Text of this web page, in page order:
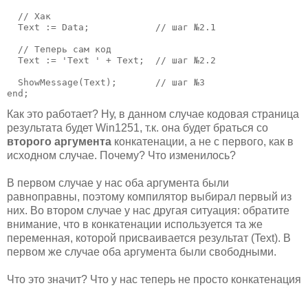
  // Хак
  Text := Data;            // шаг №2.1
  // Теперь сам код
  Text := 'Text ' + Text;  // шаг №2.2
  ShowMessage(Text);       // шаг №3
end;
Как это работает? Ну, в данном случае кодовая страница
результата будет Win1251, т.к. она будет браться со
второго аргумента конкатенации, а не с первого, как в
исходном случае. Почему? Что изменилось?
В первом случае у нас оба аргумента были
равноправны, поэтому компилятор выбирал первый из
них. Во втором случае у нас другая ситуация: обратите
внимание, что в конкатенации используется та же
переменная, которой присваивается результат (Text). В
первом же случае оба аргумента были свободными.
Что это значит? Что у нас теперь не просто конкатенация